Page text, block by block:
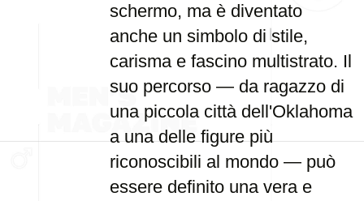
schermo, ma è diventato
anche un simbolo di stile,
carisma e fascino multistrato. Il
suo percorso — da ragazzo di
una piccola città dell'Oklahoma
a una delle figure più
riconoscibili al mondo — può
essere definito una vera e